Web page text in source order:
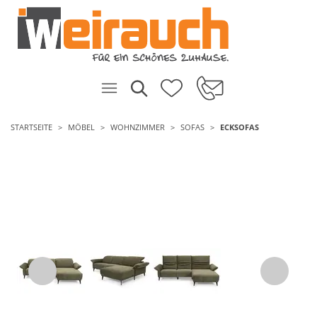
STARTSEITE MÖBEL WOHNZIMMER SOFAS ECKSOFAS